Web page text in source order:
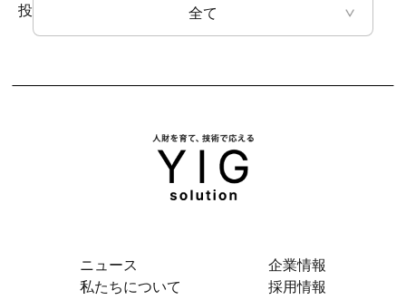
全て
投稿はありません。
ニュース
私たちについて
企業情報
採用情報